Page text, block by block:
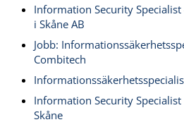
Information Security
i Skåne AB
Jobb:
Combitech
Information Security
Skåne